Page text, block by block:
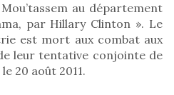
au département
par Hillary Clinton ». Le
est mort aux combat aux
leur tentative conjointe de
20 août 2011.